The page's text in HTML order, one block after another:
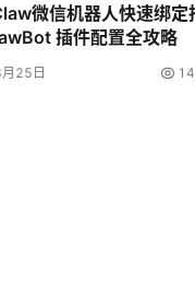
微信机器人快速绑定
插件配置全攻略
25日